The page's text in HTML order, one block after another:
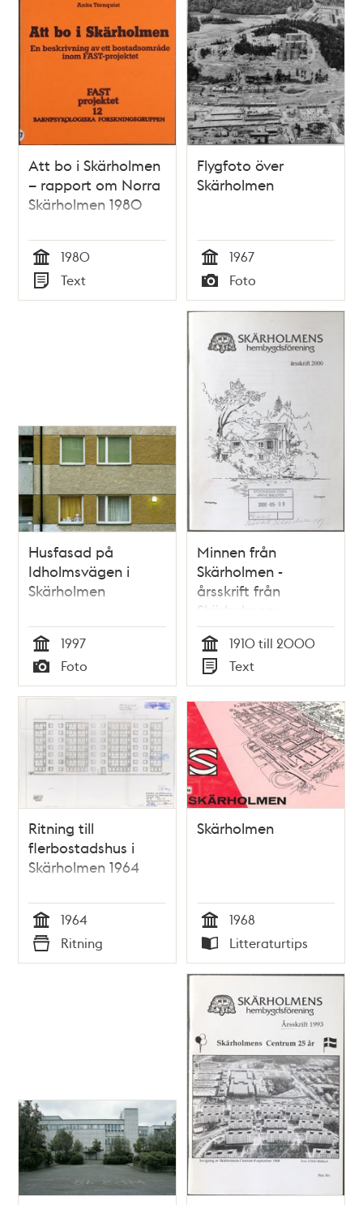
Att bo i Skärholmen
– rapport om Norra
Skärholmen 1980
Tid
1980
Typ
Text
Flygfoto över
Skärholmen
Tid
1967
Typ
Foto
Husfasad på
Idholmsvägen i
Skärholmen
Tid
1997
Typ
Foto
Minnen från
Skärholmen -
årsskrift från
Skärholmens
hembygdsförening
Tid
1910 till 2000
Typ
Text
Ritning till
flerbostadshus i
Skärholmen 1964
Tid
1964
Typ
Ritning
Skärholmen
Tid
1968
Typ
Litteraturtips